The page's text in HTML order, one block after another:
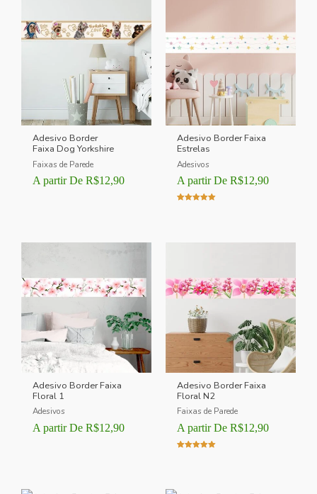
Adesivo Border
Faixa Dog Yorkshire
Faixas de Parede
A partir De R$12,90
Adesivo Border Faixa
Estrelas
Adesivos
A partir De R$12,90
Adesivo Border Faixa
Floral 1
Adesivos
A partir De R$12,90
Adesivo Border Faixa
Floral N2
Faixas de Parede
A partir De R$12,90